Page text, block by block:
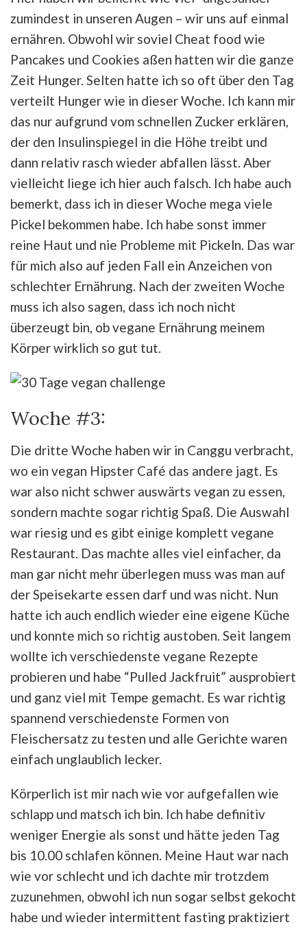
zumindest in unseren Augen – wir uns auf einmal
ernähren. Obwohl wir soviel Cheat food wie
Pancakes und Cookies aßen hatten wir die ganze
Zeit Hunger. Selten hatte ich so oft über den Tag
verteilt Hunger wie in dieser Woche. Ich kann mir
das nur aufgrund vom schnellen Zucker erklären,
der den Insulinspiegel in die Höhe treibt und
dann relativ rasch wieder abfallen lässt. Aber
vielleicht liege ich hier auch falsch. Ich habe auch
bemerkt, dass ich in dieser Woche mega viele
Pickel bekommen habe. Ich habe sonst immer
reine Haut und nie Probleme mit Pickeln. Das war
für mich also auf jeden Fall ein Anzeichen von
schlechter Ernährung. Nach der zweiten Woche
muss ich also sagen, dass ich noch nicht
überzeugt bin, ob vegane Ernährung meinem
Körper wirklich so gut tut.
Woche #3:
Die dritte Woche haben wir in Canggu verbracht,
wo ein vegan Hipster Café das andere jagt. Es
war also nicht schwer auswärts vegan zu essen,
sondern machte sogar richtig Spaß. Die Auswahl
war riesig und es gibt einige komplett vegane
Restaurant. Das machte alles viel einfacher, da
man gar nicht mehr überlegen muss was man auf
der Speisekarte essen darf und was nicht. Nun
hatte ich auch endlich wieder eine eigene Küche
und konnte mich so richtig austoben. Seit langem
wollte ich verschiedenste vegane Rezepte
probieren und habe “Pulled Jackfruit” ausprobiert
und ganz viel mit Tempe gemacht. Es war richtig
spannend verschiedenste Formen von
Fleischersatz zu testen und alle Gerichte waren
einfach unglaublich lecker.
Körperlich ist mir nach wie vor aufgefallen wie
schlapp und matsch ich bin. Ich habe definitiv
weniger Energie als sonst und hätte jeden Tag
bis 10.00 schlafen können. Meine Haut war nach
wie vor schlecht und ich dachte mir trotzdem
zuzunehmen, obwohl ich nun sogar selbst gekocht
habe und wieder intermittent fasting praktiziert